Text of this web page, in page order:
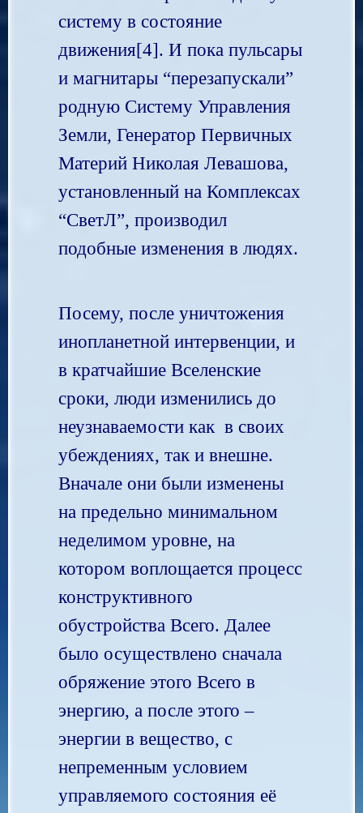
систему в состояние
движения[4]. И пока пульсары
и магнитары “перезапускали”
родную Систему Управления
Земли, Генератор Первичных
Материй Николая Левашова,
установленный на Комплексах
“СветЛ”, производил
подобные изменения в людях.
Посему, после уничтожения
инопланетной интервенции, и
в кратчайшие Вселенские
сроки, люди изменились до
неузнаваемости как в своих
убеждениях, так и внешне.
Вначале они были изменены
на предельно минимальном
неделимом уровне, на
котором воплощается процесс
конструктивного
обустройства Всего. Далее
было осуществлено сначала
обряжение этого Всего в
энергию, а после этого –
энергии в вещество, с
непременным условием
управляемого состояния её